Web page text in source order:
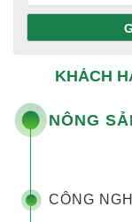
KHÁCH
NÔNG
CÔNG